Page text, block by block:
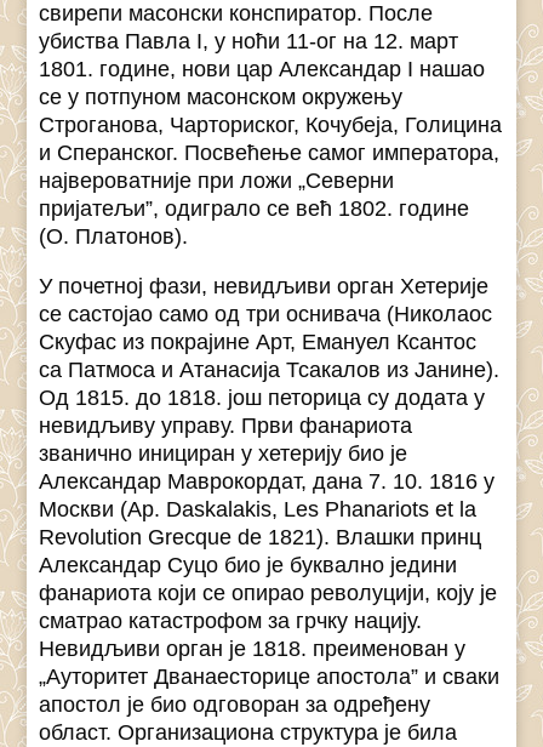
свирепи масонски конспиратор. После
убиства Павла I, у ноћи 11-ог на 12. март
1801. године, нови цар Александар I нашао
се у потпуном масонском окружењу
Строганова, Чарториског, Кочубеја, Голицина
и Сперанског. Посвећење самог императора,
највероватније при ложи „Северни
пријатељи”, одиграло се већ 1802. године
(О. Платонов).
У почетној фази, невидљиви орган Хетерије
се састојао само од три оснивача (Николаос
Скуфас из покрајине Арт, Емануел Ксантос
са Патмоса и Атанасија Тсакалов из Јанине).
Од 1815. до 1818. још петорица су додата у
невидљиву управу. Први фанариота
званично инициран у хетерију био је
Александар Маврокордат, дана 7. 10. 1816 у
Москви (Ap. Daskalakis, Les Phanariots et la
Revolution Grecque de 1821). Влашки принц
Александар Суцо био је буквално једини
фанариота који се опирао револуцији, коју је
сматрао катастрофом за грчку нацију.
Невидљиви орган је 1818. преименован у
„Ауторитет Дванаесторице апостола” и сваки
апостол је био одговоран за одређену
област. Организациона структура је била